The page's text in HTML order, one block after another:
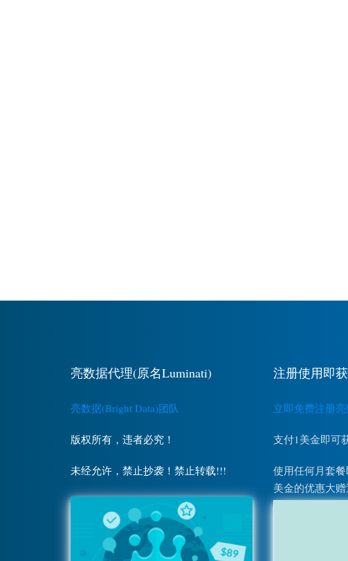
亮数据代理(原名Luminati)
亮数据(Bright Data)团队
版权所有，违者必究！
未经允许，禁止抄袭！禁止转载!!!
注册使用即
立即免费注册亮
支付1美金即可
使用任何月套
美金的优惠大赠